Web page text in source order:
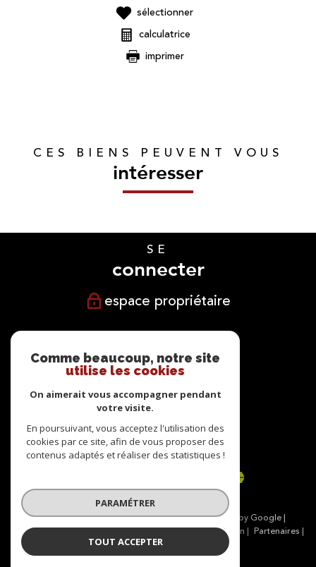
sélectionner
calculatrice
imprimer
CES BIENS PEUVENT VOUS
intéresser
SE
connecter
espace propriétaire
suivre
NOUS
adhérons
© 2026 | Tous droits réservés | Traduction powered by Google |
Nos honoraires
Plan du site Mentions légales Admin
Partenaires
Politique RGPD
Comme beaucoup, notre site
utilise les cookies
On aimerait vous accompagner pendant
votre visite.
En poursuivant, vous acceptez l'utilisation des
cookies par ce site, afin de vous proposer des
contenus adaptés et réaliser des statistiques !
PARAMÉTRER
TOUT ACCEPTER